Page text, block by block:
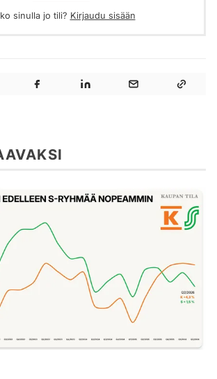
sinulla jo tili? Kirjaudu sisään